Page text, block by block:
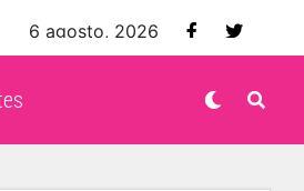
6 agosto, 2026